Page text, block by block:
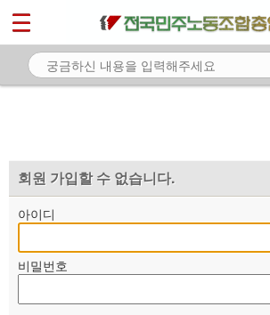
회원 가입할 수 없습니다.
아이디
비밀번호
마이페이지
소개
자료
부설기관